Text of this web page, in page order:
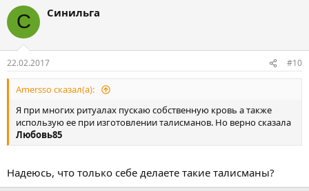
С Синильга
22.02.2017 #10
Amersso сказал(а):
Я при многих ритуалах пускаю собственную кровь а также
использую ее при изготовлении талисманов. Но верно сказала
Любовь85
Надеюсь, что только себе делаете такие талисманы?